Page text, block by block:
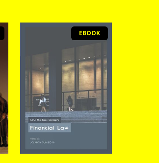
EBOOK